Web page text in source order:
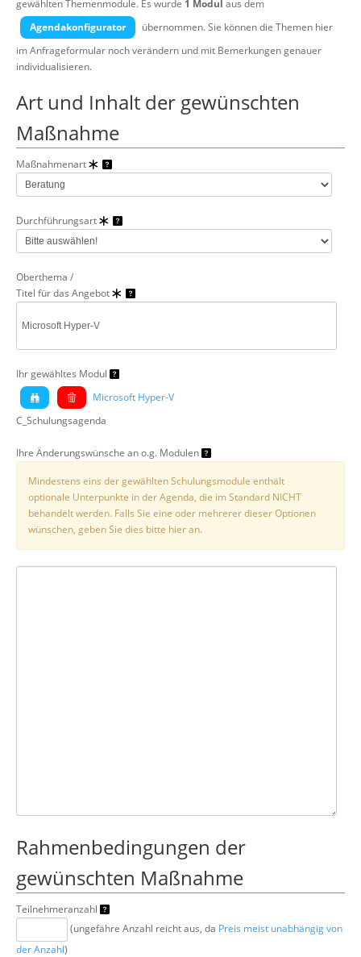
Über uns
Suche
gewählten Themenmodule. Es wurde 1 Modul aus dem
Agendakonfigurator
übernommen. Sie können die Themen hier
im Anfrageformular noch verändern und mit Bemerkungen genauer
individualisieren.
Art und Inhalt der gewünschten
Maßnahme
Maßnahmenart
Durchführungsart
Oberthema /
Titel für das Angebot
Ihr gewähltes Modul
Microsoft Hyper-V
C_Schulungsagenda
Ihre Änderungswünsche an o.g. Modulen
Mindestens eins der gewählten Schulungsmodule enthält
optionale Unterpunkte in der Agenda, die im Standard NICHT
behandelt werden. Falls Sie eine oder mehrerer dieser Optionen
wünschen, geben Sie dies bitte hier an.
Rahmenbedingungen der
gewünschten Maßnahme
Teilnehmeranzahl
(ungefähre Anzahl reicht aus, da Preis meist unabhängig von
der Anzahl)